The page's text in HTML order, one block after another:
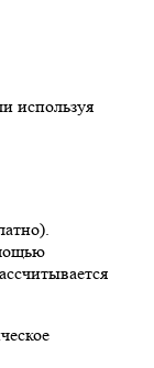
используя